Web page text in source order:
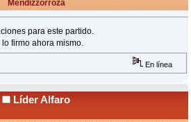
Mendizzorroza
para este partido.
firmo ahora mismo.
En línea
Líder Alfaro